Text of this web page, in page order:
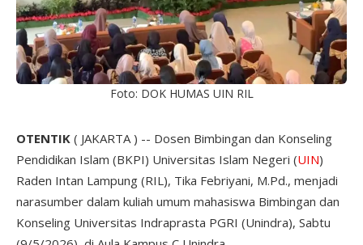
Foto: DOK HUMAS UIN RIL
OTENTIK ( JAKARTA ) -- Dosen Bimbingan dan Konseling
Pendidikan Islam (BKPI) Universitas Islam Negeri (UIN)
Raden Intan Lampung (RIL), Tika Febriyani, M.Pd., menjadi
narasumber dalam kuliah umum mahasiswa Bimbingan dan
Konseling Universitas Indraprasta PGRI (Unindra), Sabtu